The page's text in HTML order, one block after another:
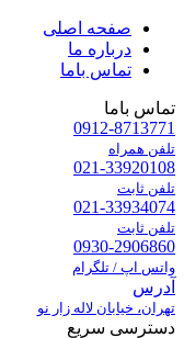
صفحه اصلی
درباره ما
تماس باما
تماس باما
0912-8713771
تلفن همراه
021-33920108
تلفن ثابت
021-33934074
تلفن ثابت
0930-2906860
واتس اپ / تلگرام
آدرس
تهران، خیابان لاله زار نو
دسترسی سریع